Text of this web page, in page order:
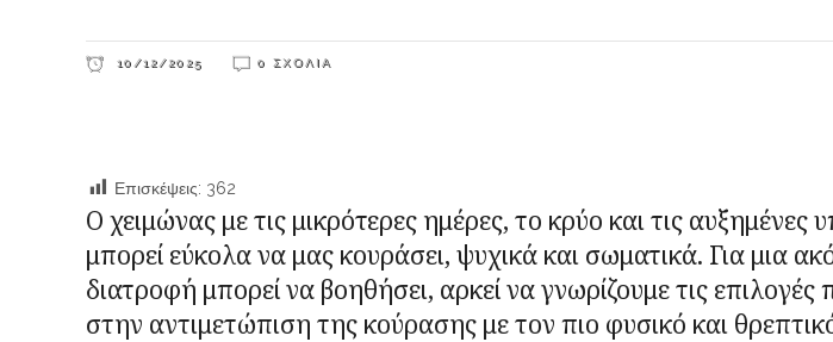
10/12/2025 0 ΣΧΌΛΙΑ
Επισκέψεις: 362
Ο χειμώνας με τις μικρότερες ημέρες, το κρύο και τις αυξημένες
μπορεί εύκολα να μας κουράσει, ψυχικά και σωματικά. Για μια
διατροφή μπορεί να βοηθήσει, αρκεί να γνωρίζουμε τις
στην αντιμετώπιση της κούρασης με τον πιο φυσικό και